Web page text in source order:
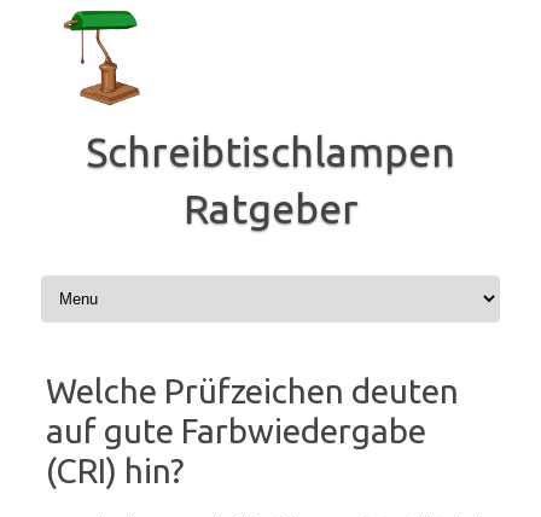
Inhalt
Schreibtischlampen
Ratgeber
Welche Prüfzeichen deuten
auf gute Farbwiedergabe
(CRI) hin?